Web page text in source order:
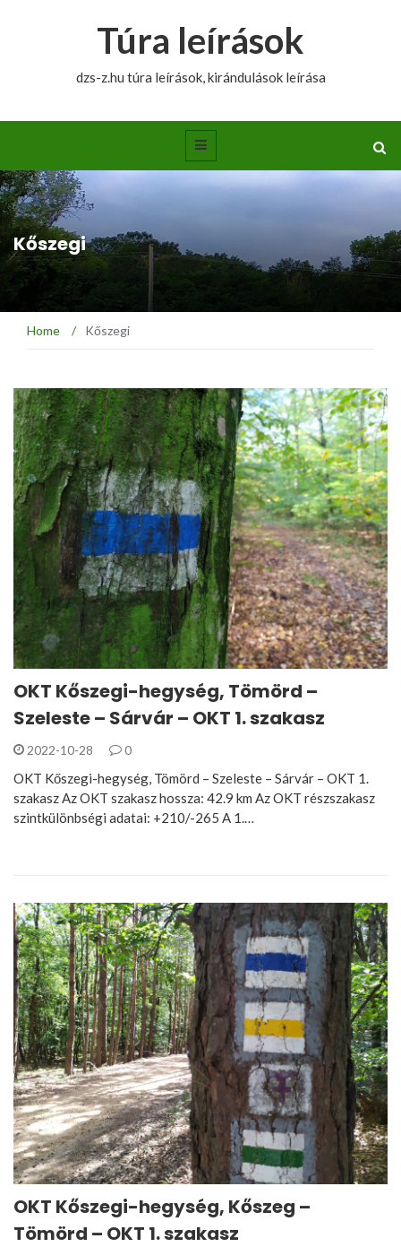
Túra leírások
dzs-z.hu túra leírások, kirándulások leírása
Kőszegi
Home / Kőszegi
OKT Kőszegi-hegység, Tömörd –
Szeleste – Sárvár – OKT 1. szakasz
2022-10-28 0
OKT Kőszegi-hegység, Tömörd – Szeleste – Sárvár – OKT 1.
szakasz Az OKT szakasz hossza: 42.9 km Az OKT részszakasz
szintkülönbségi adatai: +210/-265 A 1.…
OKT Kőszegi-hegység, Kőszeg –
Tömörd – OKT 1. szakasz